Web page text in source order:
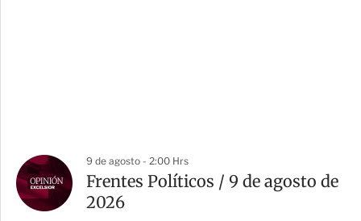
9 de agosto - 2:00 Hrs
Frentes Políticos / 9 de agosto de
2026